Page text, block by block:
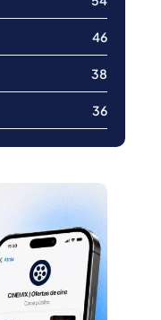
46
38
36